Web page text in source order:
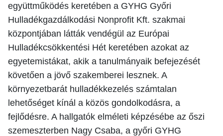
együttműködés keretében a GYHG Győri
Hulladékgazdálkodási Nonprofit Kft. szakmai
központjában látták vendégül az Európai
Hulladékcsökkentési Hét keretében azokat az
egyetemistákat, akik a tanulmányaik befejezését
követően a jövő szakemberei lesznek. A
környezetbarát hulladékkezelés számtalan
lehetőséget kínál a közös gondolkodásra, a
fejlődésre. A hallgatók elméleti képzésébe az őszi
szemeszterben Nagy Csaba, a győri GYHG